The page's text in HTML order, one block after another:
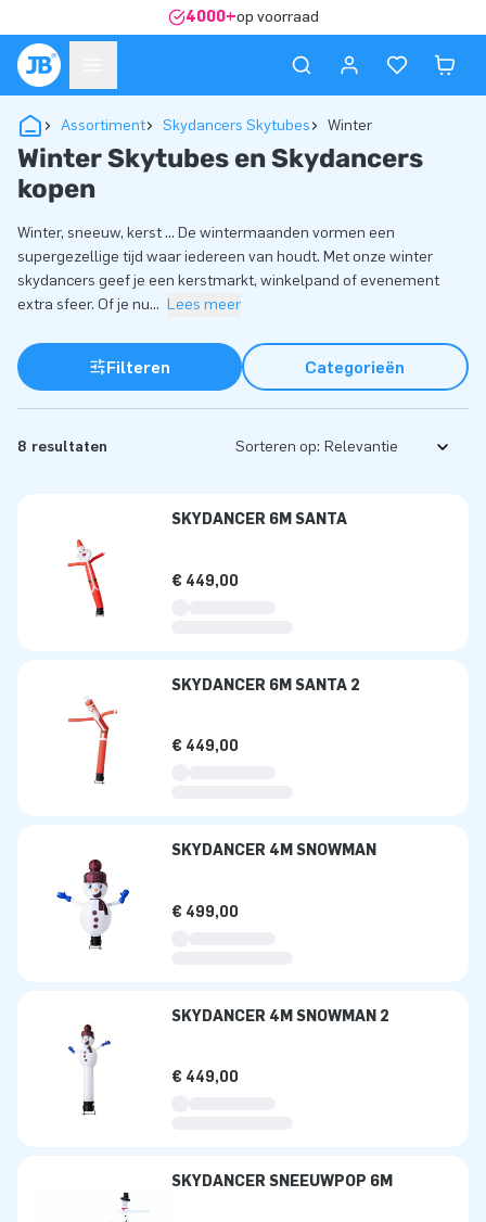
4000+op voorraad
Assortiment Skydancers Skytubes Winter
Winter Skytubes en Skydancers
kopen
Winter, sneeuw, kerst … De wintermaanden vormen een
supergezellige tijd waar iedereen van houdt. Met onze winter
skydancers geef je een kerstmarkt, winkelpand of evenement
extra sfeer. Of je nu... Lees meer
Filteren Categorieën
8 resultaten Sorteren op:
SKYDANCER 6M SANTA
€ 449,00
SKYDANCER 6M SANTA 2
€ 449,00
SKYDANCER 4M SNOWMAN
€ 499,00
SKYDANCER 4M SNOWMAN 2
€ 449,00
SKYDANCER SNEEUWPOP 6M